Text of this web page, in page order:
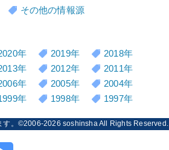
その他の情報源
年 2019年
2018年
年 2012年
2011年
年 2005年
2004年
年 1998年 1997年
す。©2006-2026 soshinshaAll Rights Reserved.